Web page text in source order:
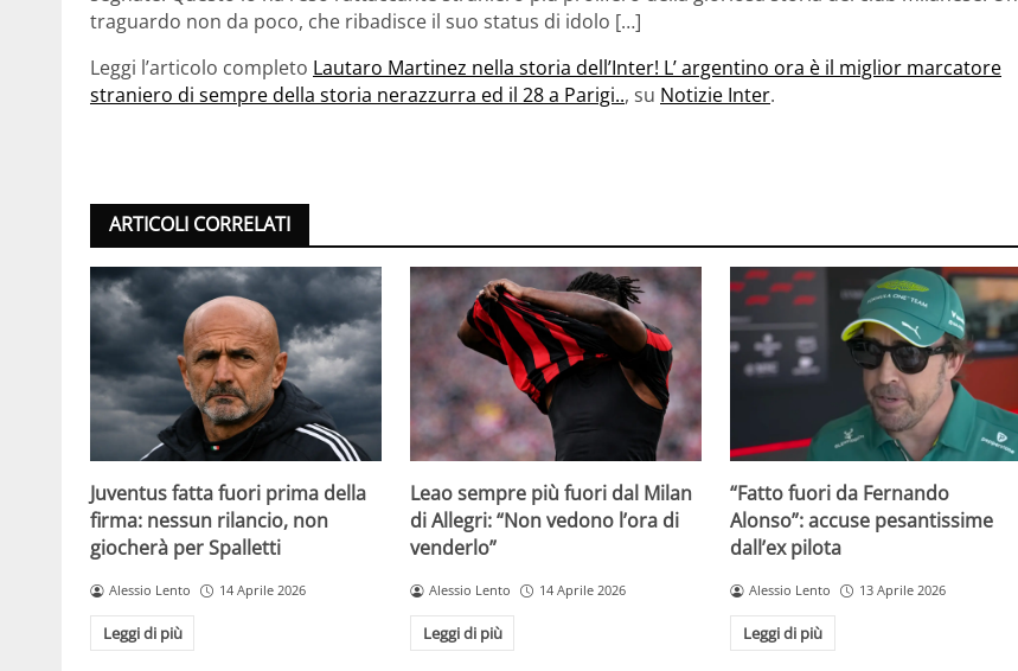
traguardo non da poco, che ribadisce il suo status di idolo […]
Leggi l’articolo completo Lautaro Martinez nella storia dell’Inter! L’ argentino ora è il miglior marcatore
straniero di sempre della storia nerazzurra ed il 28 a Parigi.., su Notizie Inter.
ARTICOLI CORRELATI
Juventus fatta fuori prima della
firma: nessun rilancio, non
giocherà per Spalletti
Alessio Lento 14 Aprile 2026
Leggi di più
Leao sempre più fuori dal Milan
di Allegri: “Non vedono l’ora di
venderlo”
Alessio Lento 14 Aprile 2026
Leggi di più
“Fatto fuori da Fernando
Alonso”: accuse pesantissime
dall’ex pilota
Alessio Lento 13 Aprile 2026
Leggi di più